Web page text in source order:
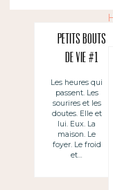
Petits bouts
de vie #1
Les heures qui
passent. Les
sourires et les
doutes. Elle et
lui. Eux. La
maison. Le
foyer. Le froid
et…